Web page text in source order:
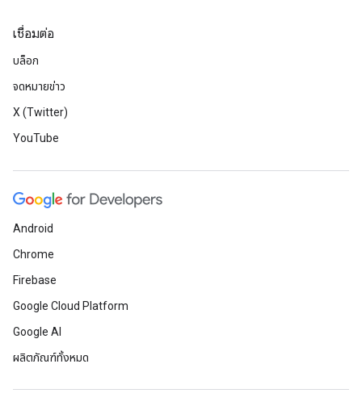
เชื่อมต่อ
บล็อก
จดหมายข่าว
X (Twitter)
YouTube
Android
Chrome
Firebase
Google Cloud Platform
Google AI
ผลิตภัณฑ์ทั้งหมด